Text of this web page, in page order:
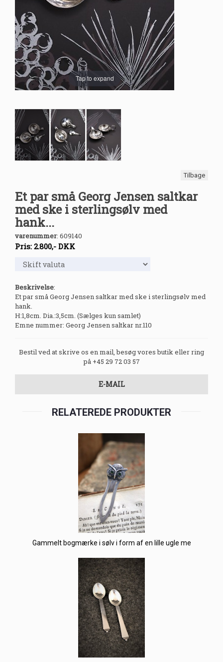
Tap to expand
Tilbage
Et par små Georg Jensen saltkar
med ske i sterlingsølv med
hank...
varenummer: 609140
Pris: 2.800,- DKK
Beskrivelse:
Et par små Georg Jensen saltkar med ske i sterlingsølv med
hank.
H:1,8cm. Dia.:3,5cm. (Sælges kun samlet)
Emne nummer: Georg Jensen saltkar nr.110
Bestil ved at skrive os en mail, besøg vores butik eller ring
på +45 29 72 03 57
E-MAIL
RELATEREDE PRODUKTER
Gammelt bogmærke i sølv i form af en lille ugle me